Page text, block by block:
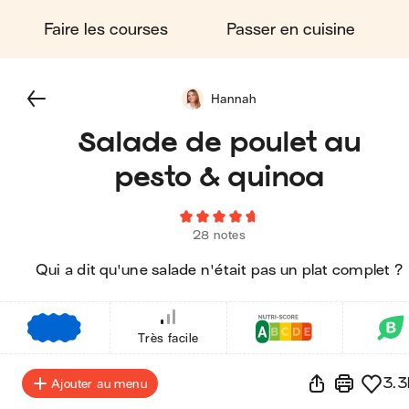
Faire les courses Passer en cuisine
Salade de poulet au
pesto & quinoa
28 notes
Qui a dit qu'une salade n'était pas un plat complet ?
Hannah
Très facile
Ajouter au menu